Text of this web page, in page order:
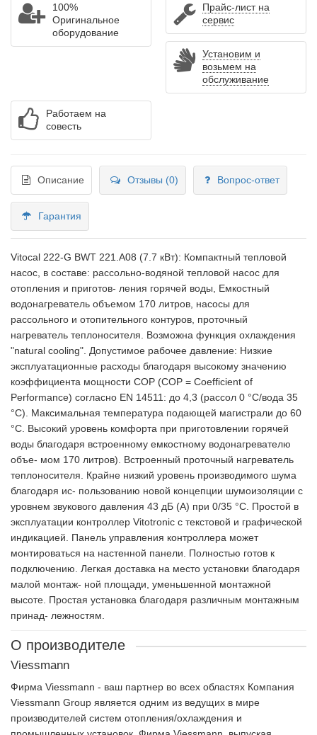
100%
Оригинальное
оборудование
Прайс-лист на
сервис
Установим и
возьмем на
обслуживание
Работаем на
совесть
Описание Отзывы (0) Вопрос-ответ
Гарантия
Vitocal 222-G BWT 221.A08 (7.7 кВт): Компактный тепловой
насос, в составе: рассольно-водяной тепловой насос для
отопления и приготов- ления горячей воды, Емкостный
водонагреватель объемом 170 литров, насосы для
рассольного и отопительного контуров, проточный
нагреватель теплоносителя. Возможна функция охлаждения
"natural cooling". Допустимое рабочее давление: Низкие
эксплуатационные расходы благодаря высокому значению
коэффициента мощности COP (COP = Coefficient of
Performance) согласно EN 14511: до 4,3 (рассол 0 °C/вода 35
°C). Максимальная температура подающей магистрали до 60
°C. Высокий уровень комфорта при приготовлении горячей
воды благодаря встроенному емкостному водонагревателю
объе- мом 170 литров). Встроенный проточный нагреватель
теплоносителя. Крайне низкий уровень производимого шума
благодаря ис- пользованию новой концепции шумоизоляции с
уровнем звукового давления 43 дБ (A) при 0/35 °C. Простой в
эксплуатации контроллер Vitotronic с текстовой и графической
индикацией. Панель управления контроллера может
монтироваться на настенной панели. Полностью готов к
подключению. Легкая доставка на место установки благодаря
малой монтаж- ной площади, уменьшенной монтажной
высоте. Простая установка благодаря различным монтажным
принад- лежностям.
О производителе
Viessmann
Фирма Viessmann - ваш партнер во всех областях Компания
Viessmann Group является одним из ведущих в мире
производителей систем отопления/охлаждения и